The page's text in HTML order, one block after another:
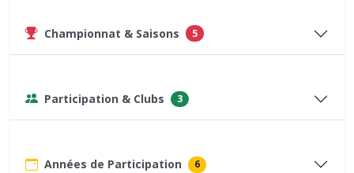
Championnat & Saisons 5
Participation & Clubs 3
Années de Participation 6